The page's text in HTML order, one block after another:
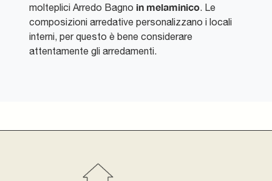
molteplici Arredo Bagno in melaminico. Le
composizioni arredative personalizzano i locali
interni, per questo è bene considerare
attentamente gli arredamenti.